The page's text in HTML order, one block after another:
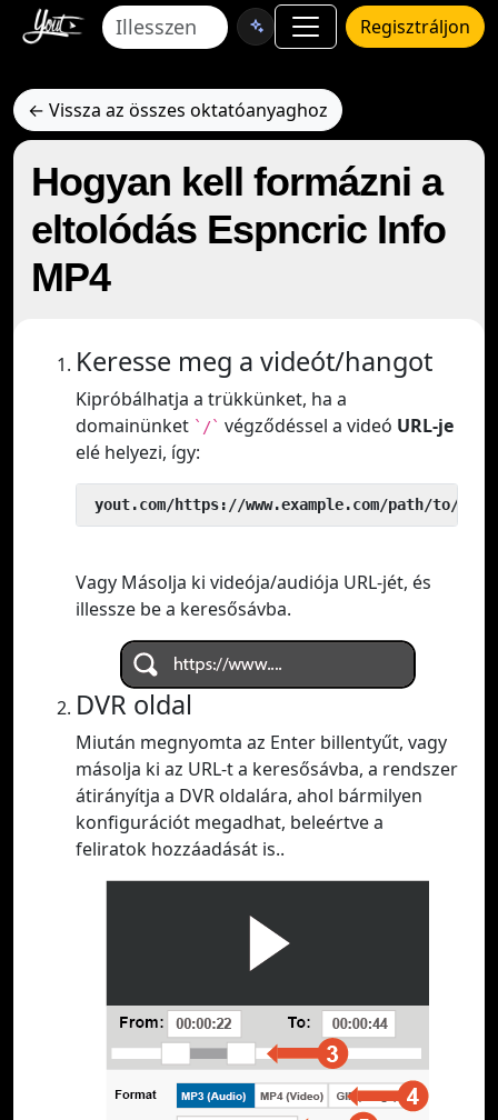
Regisztráljon
← Vissza az összes oktatóanyaghoz
Hogyan kell formázni a
eltolódás Espncric Info
MP4
Keresse meg a videót/hangot
Kipróbálhatja a trükkünket, ha a
domainünket `/` végződéssel a videó URL-je
elé helyezi, így:
yout.com/https://www.example.com/path/to/
Vagy Másolja ki videója/audiója URL-jét, és
illessze be a keresősávba.
DVR oldal
Miután megnyomta az Enter billentyűt, vagy
másolja ki az URL-t a keresősávba, a rendszer
átirányítja a DVR oldalára, ahol bármilyen
konfigurációt megadhat, beleértve a
feliratok hozzáadását is..